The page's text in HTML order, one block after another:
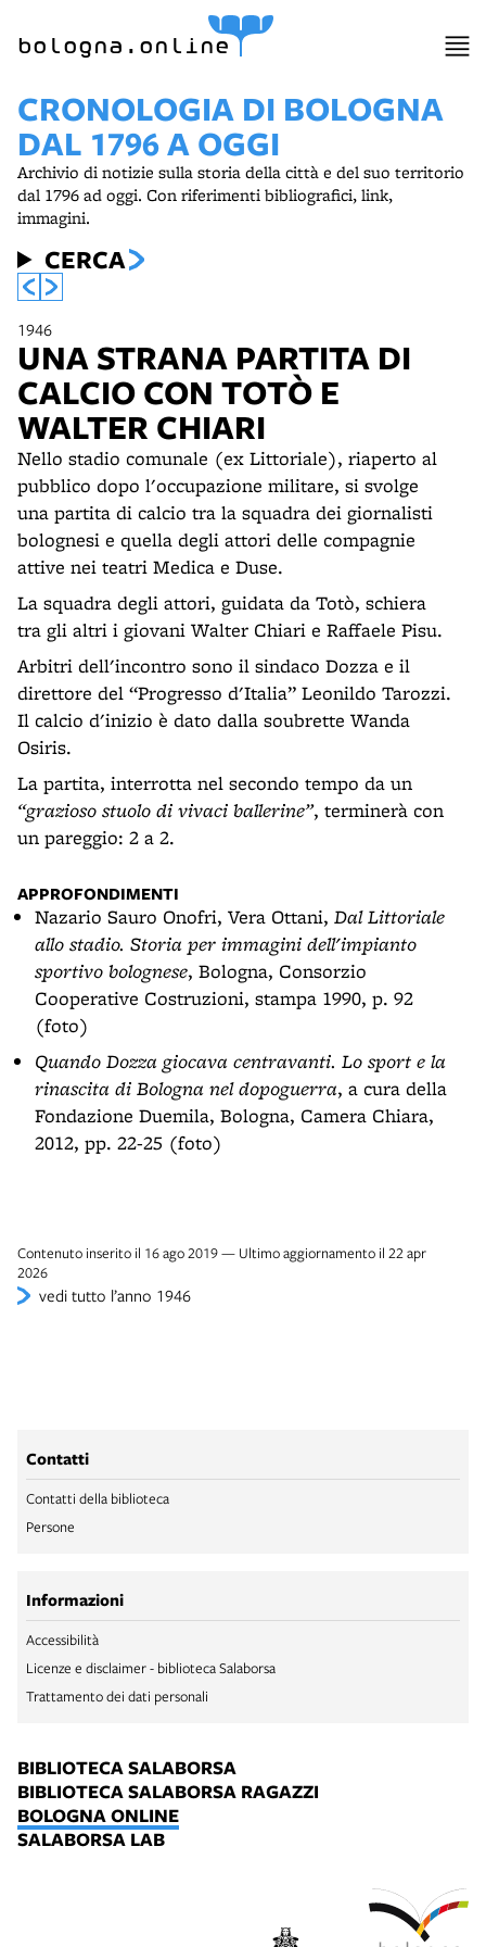
bologna.online
CRONOLOGIA DI BOLOGNA
DAL 1796 A OGGI
Archivio di notizie sulla storia della città e del suo territorio
dal 1796 ad oggi. Con riferimenti bibliografici, link,
immagini.
CERCA
1946
UNA STRANA PARTITA DI
CALCIO CON TOTÒ E
WALTER CHIARI
Nello stadio comunale (ex Littoriale), riaperto al
pubblico dopo l'occupazione militare, si svolge
una partita di calcio tra la squadra dei giornalisti
bolognesi e quella degli attori delle compagnie
attive nei teatri Medica e Duse.
La squadra degli attori, guidata da Totò, schiera
tra gli altri i giovani Walter Chiari e Raffaele Pisu.
Arbitri dell'incontro sono il sindaco Dozza e il
direttore del “Progresso d'Italia” Leonildo Tarozzi.
Il calcio d'inizio è dato dalla soubrette Wanda
Osiris.
La partita, interrotta nel secondo tempo da un
“grazioso stuolo di vivaci ballerine”, terminerà con
un pareggio: 2 a 2.
APPROFONDIMENTI
Nazario Sauro Onofri, Vera Ottani, Dal Littoriale
allo stadio. Storia per immagini dell'impianto
sportivo bolognese, Bologna, Consorzio
Cooperative Costruzioni, stampa 1990, p. 92
(foto)
Quando Dozza giocava centravanti. Lo sport e la
rinascita di Bologna nel dopoguerra, a cura della
Fondazione Duemila, Bologna, Camera Chiara,
2012, pp. 22-25 (foto)
Contenuto inserito il 16 ago 2019 — Ultimo aggiornamento il 22 apr
2026
vedi tutto l’anno 1946
Contatti
Contatti della biblioteca
Persone
Informazioni
Accessibilità
Licenze e disclaimer - biblioteca Salaborsa
Trattamento dei dati personali
BIBLIOTECA SALABORSA
BIBLIOTECA SALABORSA RAGAZZI
BOLOGNA ONLINE
SALABORSA LAB